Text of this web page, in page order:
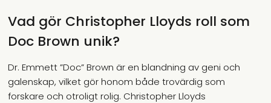
Vad gör Christopher Lloyds roll som
Doc Brown unik?
Dr. Emmett ”Doc” Brown är en blandning av geni och
galenskap, vilket gör honom både trovärdig som
forskare och otroligt rolig. Christopher Lloyds